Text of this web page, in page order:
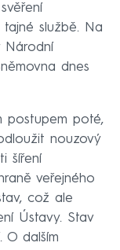
tajné službě. Na
Národní
dnes
postupem poté,
nouzový
šíření
veřejného
což ale
Ústavy. Stav
O dalším